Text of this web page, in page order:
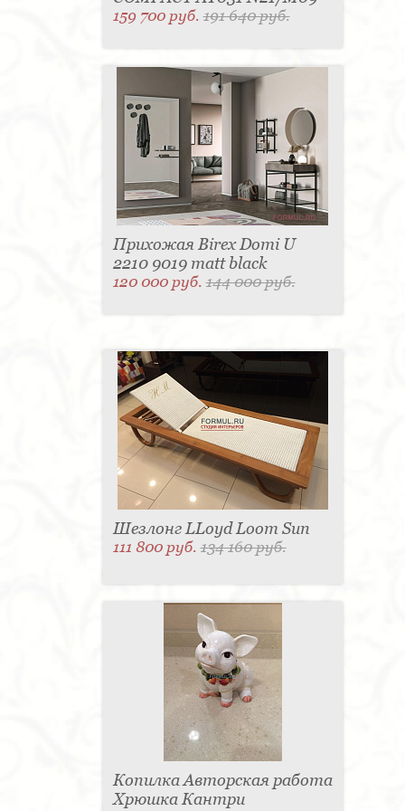
159 700 руб.191 640 руб.
Прихожая Birex Domi U
2210 9019 matt black
120 000 руб.144 000 руб.
Шезлонг LLoyd Loom Sun
111 800 руб.134 160 руб.
Копилка Авторская работа
Хрюшка Кантри